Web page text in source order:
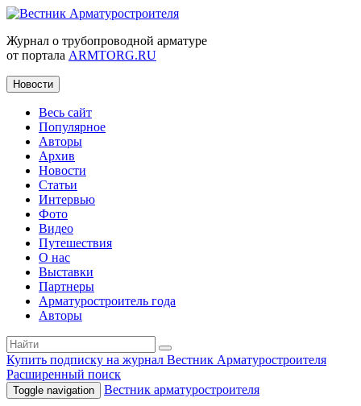
Журнал о трубопроводной арматуре
от портала ARMTORG.RU
Новости
Весь сайт
Популярное
Авторы
Архив
Новости
Статьи
Интервью
Фото
Видео
Путешествия
О нас
Выставки
Партнеры
Арматуростроитель года
Авторы
Купить подписку на журнал Вестник Арматуростроителя
Расширенный поиск
Toggle navigation Вестник арматуростроителя